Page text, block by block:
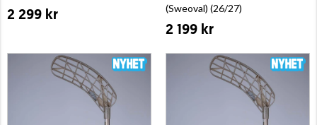
2 299 kr
(Sweoval) (26/27)
2 199 kr